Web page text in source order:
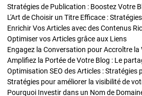
L'Art de Choisir un Titre Efficace :
Optimiser vos Articles grâce aux Liens
Engagez la Conversation pour Accroître la
Amplifiez la Portée de Votre Blog : Le